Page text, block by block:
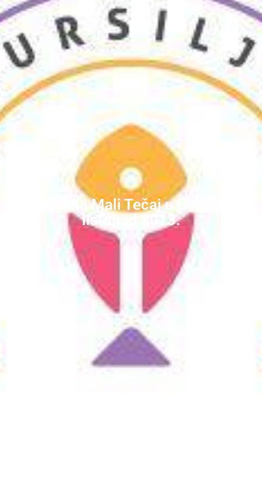
Osvrt na Mali Tečaj u Belišću,
listopad 2013.